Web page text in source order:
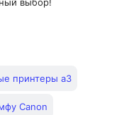
принтеры а3
Canon